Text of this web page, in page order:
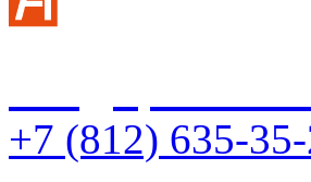
+7 (812) 635-